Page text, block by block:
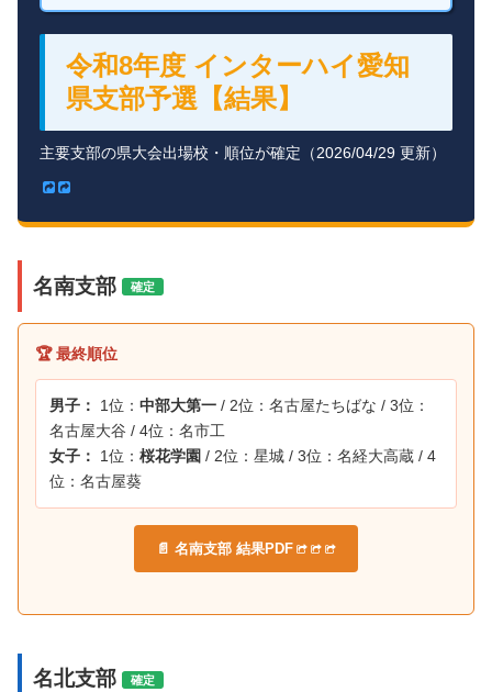
令和8年度 インターハイ愛知
県支部予選【結果】
主要支部の県大会出場校・順位が確定（2026/04/29 更新）
名南支部 確定
🏆 最終順位
男子： 1位： 中部大第一 / 2位：名古屋たちばな / 3位：
名古屋大谷 / 4位：名市工
女子：
1位： 桜花学園 / 2位：星城 / 3位：名経大高蔵 / 4
位：名古屋葵
📄 名南支部 結果PDF
名北支部 確定